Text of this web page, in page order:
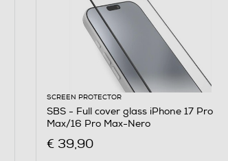
SCREEN PROTECTOR
SBS - Full cover glass iPhone 17 Pro
Max/16 Pro Max-Nero
€ 39,90